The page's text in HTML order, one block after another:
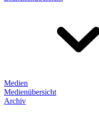
Medien
Medienübersicht
Archiv